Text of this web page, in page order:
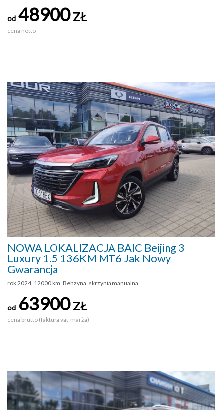
od 48900ZŁ
cena netto
NOWA LOKALIZACJA BAIC Beijing 3
Luxury 1.5 136KM MT6 Jak Nowy
Gwarancja
rok 2024, 12000 km, Benzyna, skrzynia manualna
od 63900ZŁ
cena brutto (faktura vat-marża)